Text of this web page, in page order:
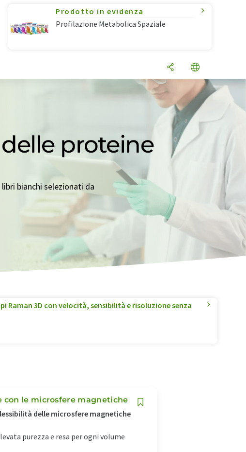
Prodotto in evidenza
Profilazione Metabolica Spaziale
proteine
bianchi selezionati da
Raman 3D con velocità, sensibilità e risoluzione senza
le microsfere magnetiche
delle microsfere magnetiche
purezza e resa per ogni volume